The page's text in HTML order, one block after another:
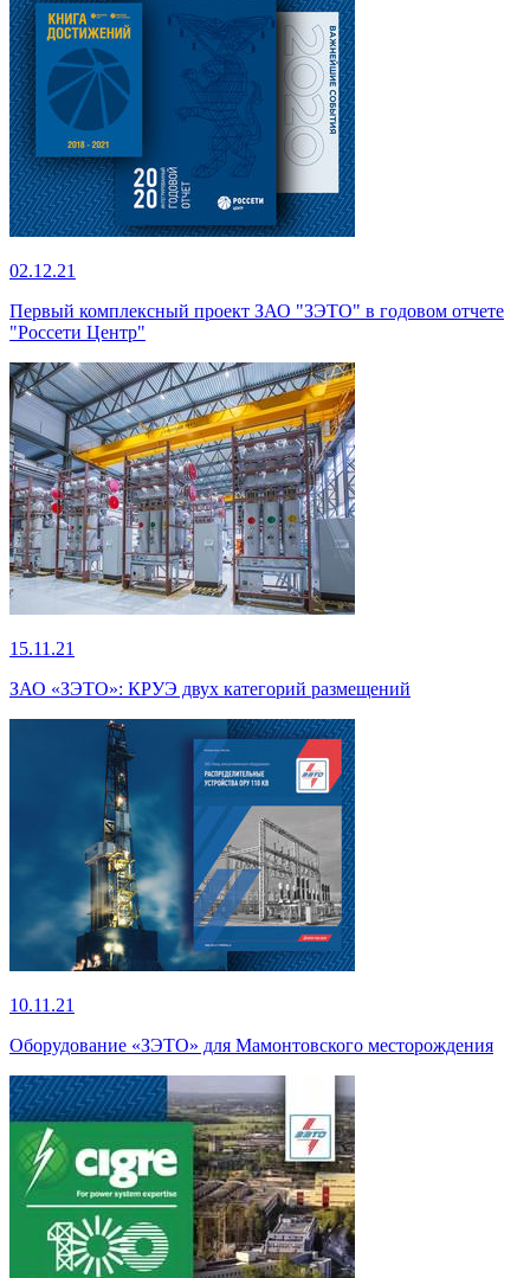
02.12.21
Первый комплексный проект ЗАО "ЗЭТО" в годовом отчете
"Россети Центр"
15.11.21
ЗАО «ЗЭТО»: КРУЭ двух категорий размещений
10.11.21
Оборудование «ЗЭТО» для Мамонтовского месторождения